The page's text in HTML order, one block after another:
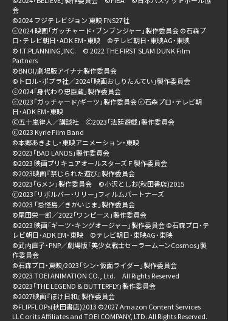
会
©2024 フジテレビジョン 東映 FNS27社
ⓒ2024 映画「ガッチャード・ブンブンジャー」製作委員会 ©石森プ
ロ・テレビ朝日・ADK EM・東映 ©テレビ朝日・東映AG・東映
© I.T.PLANNING,INC. © 2022 THE FIRST SLAM DUNK Film
Partners
©BNOI/劇場版アイナナ製作委員会
©トロル・ポプラ社／2024「映画おしりたんてい」製作委員会
ⓒ2024「身代わり忠臣蔵」製作委員会
ⓒ2023「ガッチャード/ギーツ」製作委員会 ⓒ石森プロ・テレビ朝
日・ADK EM・東映
Ⓒ五十嵐律人／講談社 Ⓒ2023「法廷遊戯」製作委員会
Ⓒ2023 Kyrie Film Band
©本郷あきよし・東映アニメーション・東映
©2023「BAD LANDS」製作委員会
©2023 映画プリキュアオールスターズＦ製作委員会
©2023映画『禁じられた遊び』製作委員会
©2023「Gメン」製作委員会 ©小沢としお(秋田書店)2015
🄫2023「リボルバー・リリー」フィルムパートナーズ
©2023 「忌怪島／きかいじま」製作委員会
©尾田栄一郎／2022「ワンピース」製作委員会
©2023 映画「ギーツ・キングオージャー」製作委員会 ©石森プロ・テ
レビ朝日・ADK EM・東映 ©テレビ朝日・東映AG・東映
©武内直子・PNP／劇場版「美少女戦士セーラームーンCosmos」製
作委員会
©石森プロ・東映/2023「シン・仮面ライダー」製作委員会
©2023 TOEI ANIMATION CO., Ltd. All Rights Reserved
©2023「THE LEGEND & BUTTERFLY」製作委員会
©2027映画『ぼけ日和』製作委員会
©FLIPFLOPs(秋田書店)2013 ©2027 Amazon Content Services
LLC or its Affiliates and TOEI COMPANY, LTD. All Rights Reserved.